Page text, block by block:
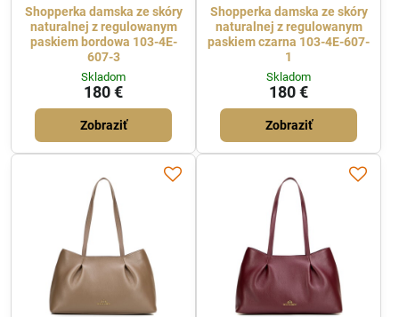
Shopperka damska ze skóry
naturalnej z regulowanym
paskiem bordowa 103-4E-
607-3
Skladom
180 €
Zobraziť
Shopperka damska ze skóry
naturalnej z regulowanym
paskiem czarna 103-4E-607-
1
Skladom
180 €
Zobraziť